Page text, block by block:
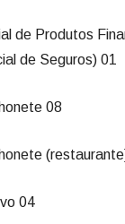
de Produtos
de Seguros) 01
08
04